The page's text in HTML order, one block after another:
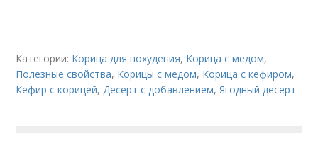
Категории: Корица для похудения, Корица с медом,
Полезные свойства, Корицы с медом, Корица с кефиром,
Кефир с корицей,Десерт с добавлением,Ягодный десерт